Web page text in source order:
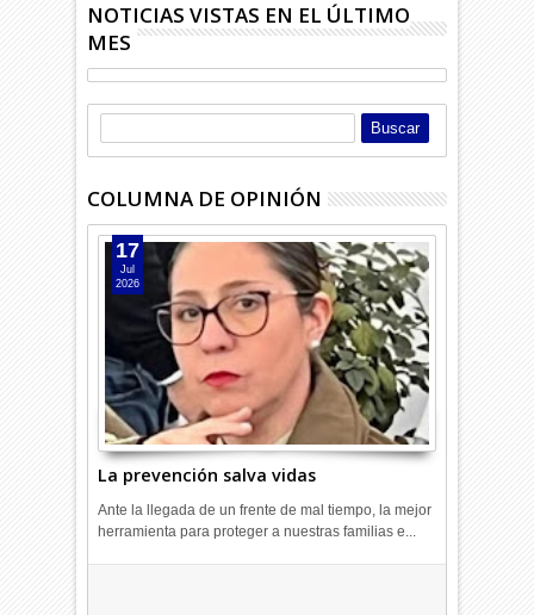
NOTICIAS VISTAS EN EL ÚLTIMO
MES
COLUMNA DE OPINIÓN
La prevención salva vidas
17
Jul
2026
Ante la llegada de un frente de mal tiempo, la mejor
herramienta para proteger a nuestras familias e...